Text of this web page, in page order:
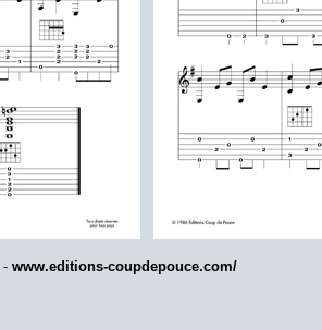
- www.editions-coupdepouce.com/